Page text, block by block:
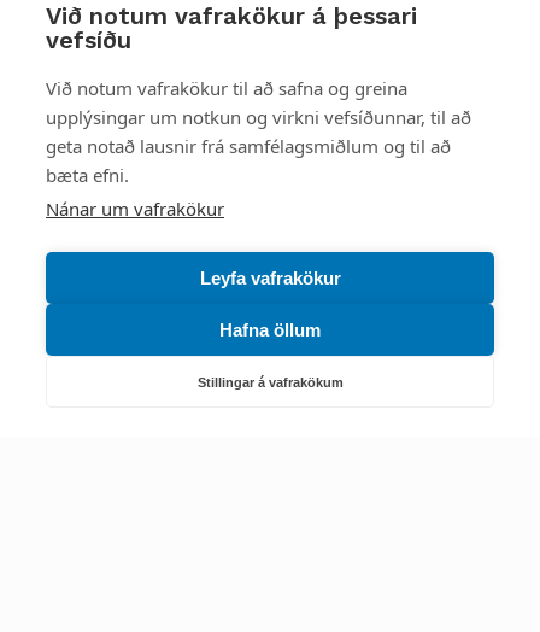
Við notum vafrakökur á þessari
vefsíðu
Við notum vafrakökur til að safna og greina
upplýsingar um notkun og virkni vefsíðunnar, til að
geta notað lausnir frá samfélagsmiðlum og til að
bæta efni.
Nánar um vafrakökur
Leyfa vafrakökur
Hafna öllum
Stillingar á vafrakökum
Náttúruverndarstofnun
Netfang: nattura@nattura.is
Sími: 55 66 800
Umhverfis- og orkustofnun